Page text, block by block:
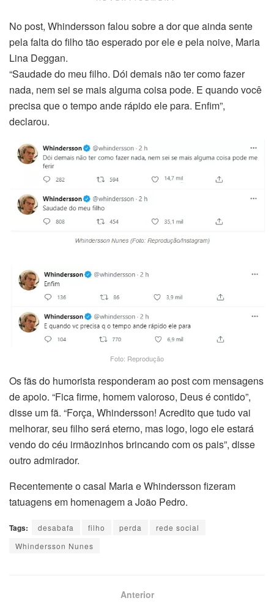
No post, Whindersson falou sobre a dor que ainda sente
pela falta do filho tão esperado por ele e pela noive, Maria
Lina Deggan.
“Saudade do meu filho. Dói demais não ter como fazer
nada, nem sei se mais alguma coisa pode. E quando você
precisa que o tempo ande rápido ele para. Enfim”,
declarou.
Foto: Reprodução
Os fãs do humorista responderam ao post com mensagens
de apoio. “Fica firme, homem valoroso, Deus é contido”,
disse um fã. “Força, Whindersson! Acredito que tudo vai
melhorar, seu filho será eterno, mas logo, logo ele estará
vendo do céu irmãozinhos brincando com os pais”, disse
outro admirador.
Recentemente o casal Maria e Whindersson fizeram
tatuagens em homenagem a João Pedro.
Tags: desabafa filho perda
rede social
Whindersson Nunes
Anterior